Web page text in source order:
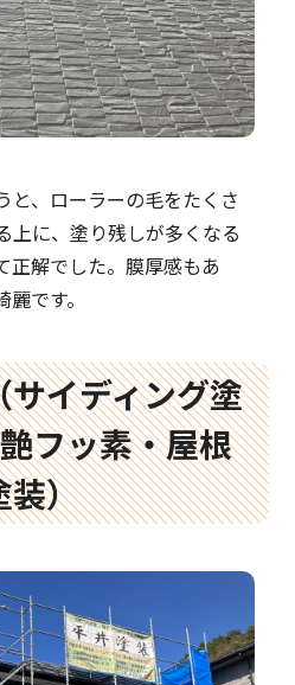
と、ローラーの毛をたくさ
上に、塗り残しが多くなる
正解でした。膜厚感もあ
です。
イディング塗
フッ素・屋根
装）